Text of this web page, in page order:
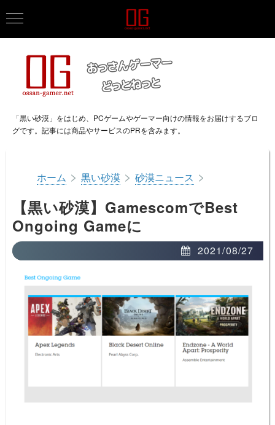
「黒い砂漠」をはじめ、PCゲームやゲーマー向けの情報をお届けするブロ
グです。記事には商品やサービスのPRを含みます。
ホーム > 黒い砂漠 > 砂漠ニュース >
【黒い砂漠】GamescomでBest
Ongoing Gameに
2021/08/27